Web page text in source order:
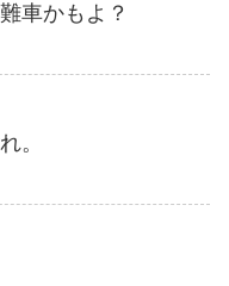
車かもよ？
。